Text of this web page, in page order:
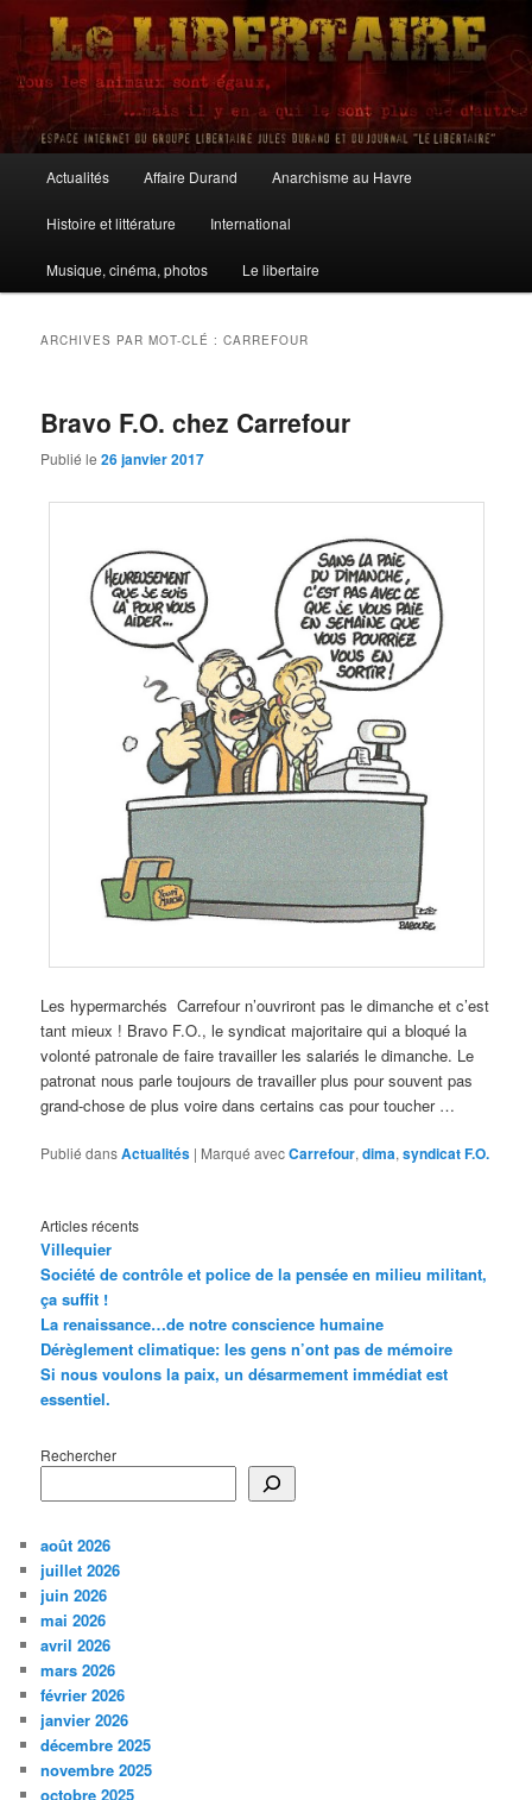
Aller
contenu
principal
Aller
contenu
secondaire
Le Libertaire
principal
Actualités Affaire Durand Anarchisme au Havre
Histoire et littérature International
Musique, cinéma, photos Le libertaire
ARCHIVES PAR MOT-CLÉ :CARREFOUR
Bravo F.O. chez Carrefour
Publié le26 janvier 2017
Les hypermarchés Carrefour n’ouvriront pas le dimanche et c’est
tant mieux ! Bravo F.O., le syndicat majoritaire qui a bloqué la
volonté patronale de faire travailler les salariés le dimanche. Le
patronat nous parle toujours de travailler plus pour souvent pas
grand-chose de plus voire dans certains cas pour toucher …
Publié dansActualités | Marqué avecCarrefour,dima,syndicat F.O.
Articles récents
Villequier
Société de contrôle et police de la pensée en milieu militant,
ça suffit !
La renaissance…de notre conscience humaine
Dérèglement climatique: les gens n’ont pas de mémoire
Si nous voulons la paix, un désarmement immédiat est
essentiel.
Rechercher
août 2026
juillet 2026
juin 2026
mai 2026
avril 2026
mars 2026
février 2026
janvier 2026
décembre 2025
novembre 2025
octobre 2025